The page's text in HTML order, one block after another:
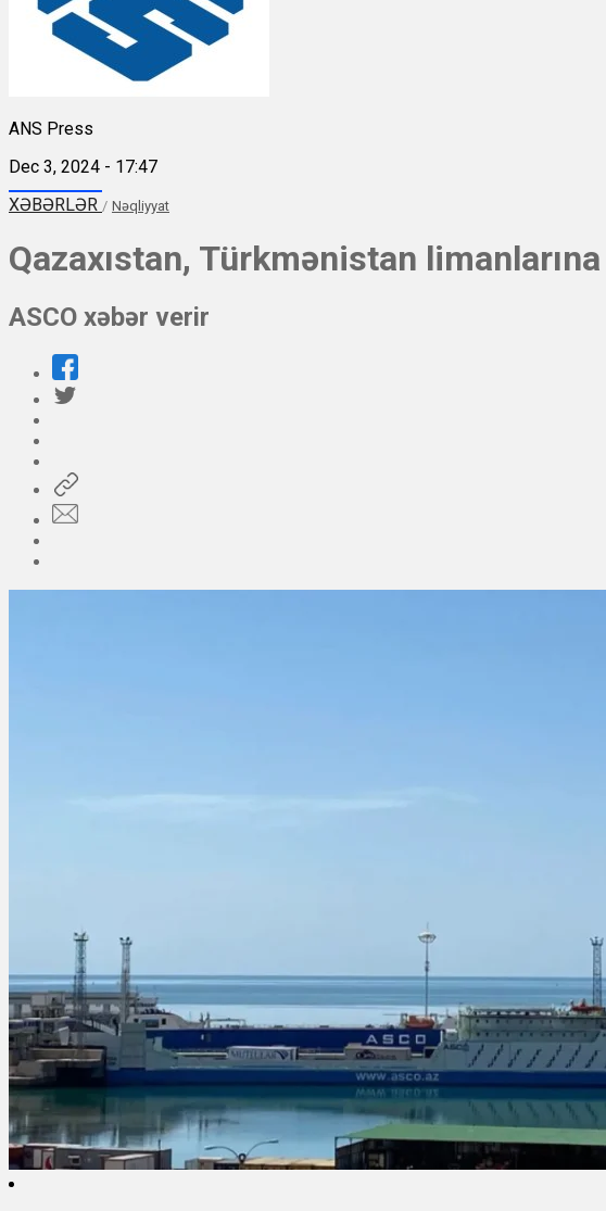
ANS Press
Dec 3, 2024 - 17:47
XƏBƏRLƏR / Nəqliyyat
Qazaxıstan, Türkmənistan
ASCO xəbər verir